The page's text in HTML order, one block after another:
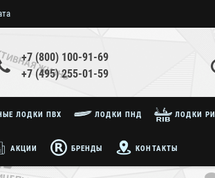
+7 (800) 100-91-69
+7 (495) 255-01-59
ЛОДКИ ПВХ ЛОДКИ ПНД ЛОДКИ
АКЦИИ БРЕНДЫ КОНТАКТЫ